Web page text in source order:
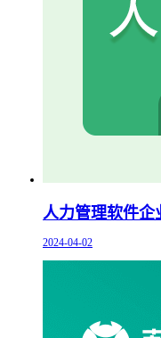
人力管理软件企
2024-04-02